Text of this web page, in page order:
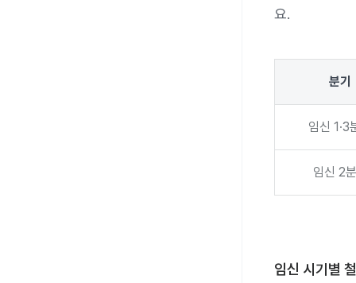
요.
분기
임신 1·3
임신 2
임신 시기별